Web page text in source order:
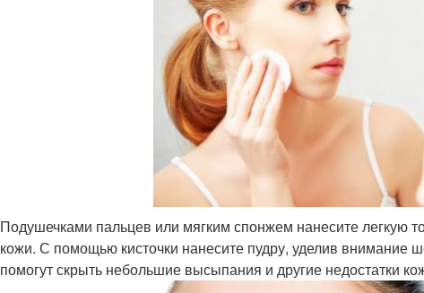
Подушечками пальцев или мягким спонжем нанесите легкую
кожи. С помощью кисточки нанесите пудру, уделив внимание
помогут скрыть небольшие высыпания и другие недостатки